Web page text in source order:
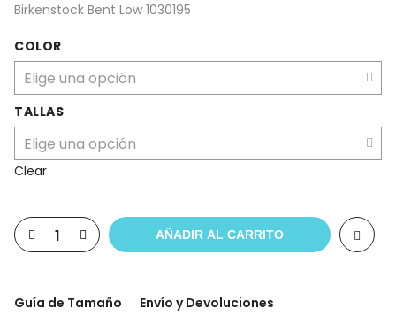
Birkenstock Bent Low 1030195
COLOR
TALLAS
Clear
AÑADIR AL CARRITO
Guía de Tamaño Envío y Devoluciones